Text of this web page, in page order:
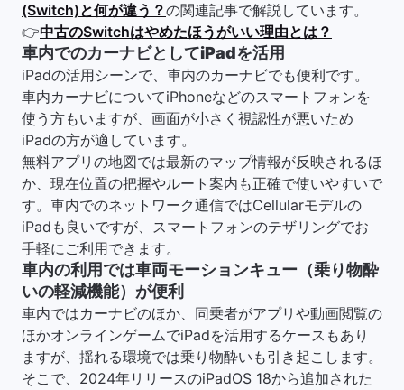
(Switch)と何が違う？の関連記事で解説しています。
👉中古のSwitchはやめたほうがいい理由とは？
車内でのカーナビとしてiPadを活用
iPadの活用シーンで、車内のカーナビでも便利です。
車内カーナビについてiPhoneなどのスマートフォンを
使う方もいますが、画面が小さく視認性が悪いため
iPadの方が適しています。
無料アプリの地図では最新のマップ情報が反映されるほ
か、現在位置の把握やルート案内も正確で使いやすいで
す。車内でのネットワーク通信ではCellularモデルの
iPadも良いですが、スマートフォンのテザリングでお
手軽にご利用できます。
車内の利用では車両モーションキュー（乗り物酔
いの軽減機能）が便利
車内ではカーナビのほか、同乗者がアプリや動画閲覧の
ほかオンラインゲームでiPadを活用するケースもあり
ますが、揺れる環境では乗り物酔いも引き起こします。
そこで、2024年リリースのiPadOS 18から追加された